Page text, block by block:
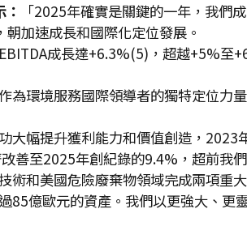
「2025年確實是關鍵的一年，我們
加速成長和國際化定位發展。
成長達+6.3%(5)，超越+5%至
為環境服務國際領導者的獨特定位力
大幅提升獲利能力和價值創造，2023
善至2025年創紀錄的9.4%，超前我們
術和美國危險廢棄物領域完成兩項重
85億歐元的資產。我們以更強大、更